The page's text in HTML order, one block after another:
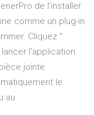
de l'installer
comme un plug-in
Cliquez "
l'application.
jointe
le
au